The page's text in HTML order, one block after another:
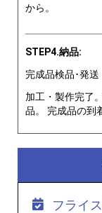
から。
STEP4.納品:
完成品検品･発送
加工・製作完了
品。 完成品の到
フライ